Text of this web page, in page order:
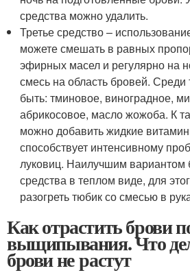
средства можно удалить.
Третье средство –
можете смешать в равных
эфирных масел и регулярно на
смесь на область бровей. Среди
быть: тминовое, виноградное,
абрикосовое, масло жожоба. К
можно добавить жидкие
способствует интенсивному
луковиц. Наилучшим вариантом
средства в теплом виде, для
разогреть тюбик со смесью в
Как отрастить брови
выщипывания. Что
брови не растут